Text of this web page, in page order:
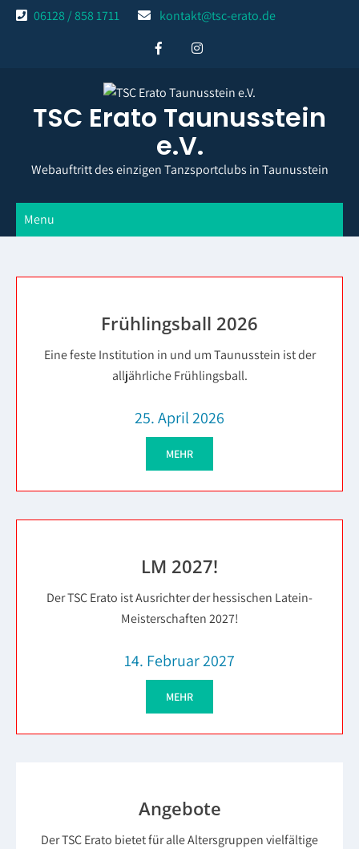
Skip
06128 / 858 1711 kontakt@tsc-erato.de
TSC Erato Taunusstein
e.V.
Webauftritt des einzigen Tanzsportclubs in Taunusstein
Menu
Frühlingsball 2026
Eine feste Institution in und um Taunusstein ist der
alljährliche Frühlingsball.
25. April 2026
MEHR
LM 2027!
Der TSC Erato ist Ausrichter der hessischen Latein-
Meisterschaften 2027!
14. Februar 2027
MEHR
Angebote
Der TSC Erato bietet für alle Altersgruppen vielfältige